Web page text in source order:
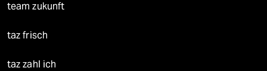
team zukunft
taz frisch
taz zahl ich